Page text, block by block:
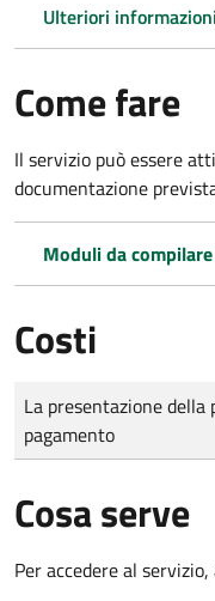
Ulteriori informazioni
Come fare
Il servizio può essere
documentazione
Moduli da
Costi
Tipo di pagamento
Importo
La presentazione
pagamento
Cosa serve
Per accedere al